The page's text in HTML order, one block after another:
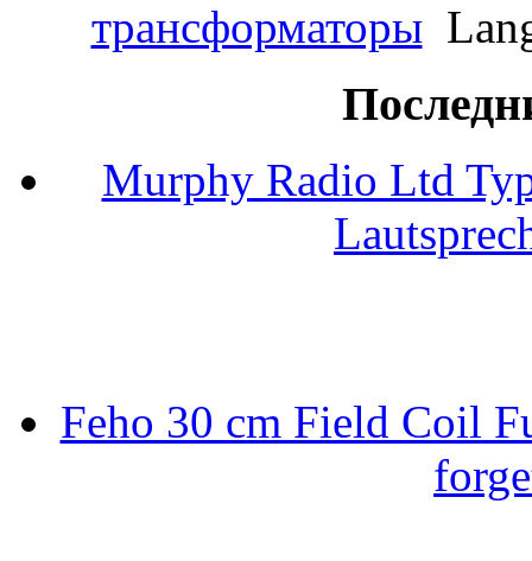
трансформаторы
Murphy Radio Ltd
Feho 30 cm Field Coil